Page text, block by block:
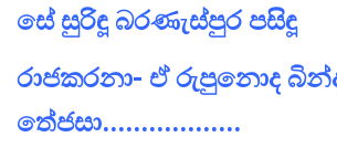
සේ සුරිඳූ බරණැස්පුර පසිඳූ
රාජකරනා- ඒ රුපුනොද
තේජසා..................